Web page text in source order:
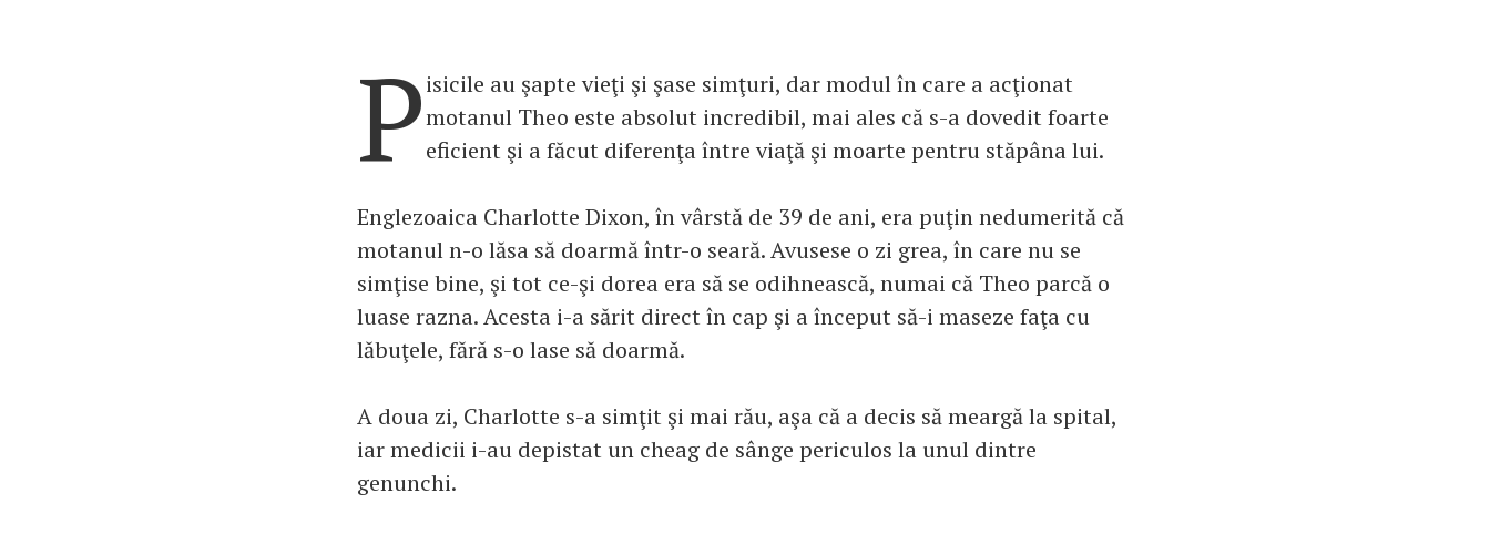
Pisicile au şapte vieţi şi şase simţuri, dar modul în care a acţionat
motanul Theo este absolut incredibil, mai ales că s-a dovedit foarte
eficient şi a făcut diferenţa între viaţă şi moarte pentru stăpâna lui.
Englezoaica Charlotte Dixon, în vârstă de 39 de ani, era puţin nedumerită că
motanul n-o lăsa să doarmă într-o seară. Avusese o zi grea, în care nu se
simţise bine, şi tot ce-şi dorea era să se odihnească, numai că Theo parcă o
luase razna. Acesta i-a sărit direct în cap şi a început să-i maseze faţa cu
lăbuţele, fără s-o lase să doarmă.
A doua zi, Charlotte s-a simţit şi mai rău, aşa că a decis să meargă la spital,
iar medicii i-au depistat un cheag de sânge periculos la unul dintre
genunchi.